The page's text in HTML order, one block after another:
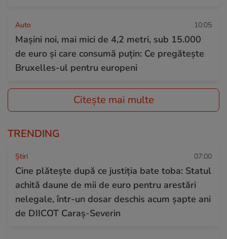
Auto 10:05
Mașini noi, mai mici de 4,2 metri, sub 15.000
de euro și care consumă puțin: Ce pregătește
Bruxelles-ul pentru europeni
Citește mai multe
TRENDING
Ştiri 07:00
Cine plătește după ce justiția bate toba: Statul
achită daune de mii de euro pentru arestări
nelegale, într-un dosar deschis acum șapte ani
de DIICOT Caraș-Severin